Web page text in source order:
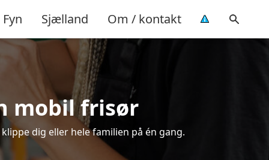
Fyn Sjælland Om / kontakt
mobil frisør
dig eller hele familien på én gang.